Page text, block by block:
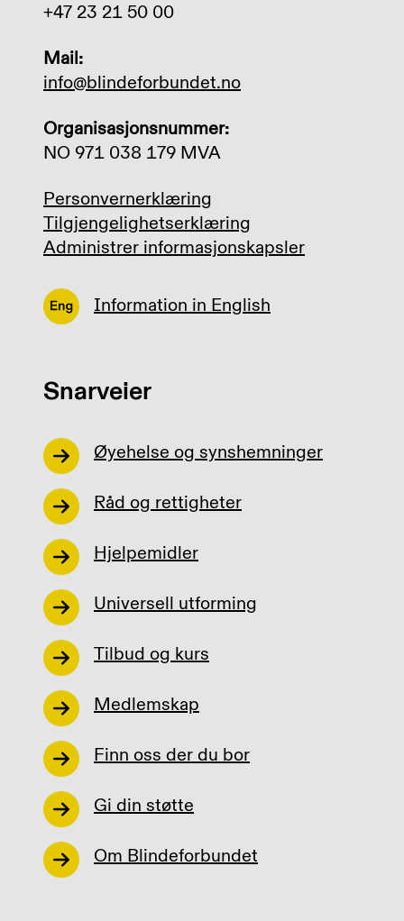
+47 23 21 50 00
Mail:
info@blindeforbundet.no
Organisasjonsnummer:
NO 971 038 179 MVA
Personvernerklæring
Tilgjengelighetserklæring
Administrer informasjonskapsler
Information in English
Snarveier
Øyehelse og synshemninger
Råd og rettigheter
Hjelpemidler
Universell utforming
Tilbud og kurs
Medlemskap
Finn oss der du bor
Gi din støtte
Om Blindeforbundet